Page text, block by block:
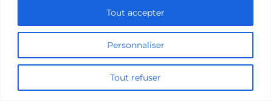
Personnaliser
Tout refuser
Tout accepter
10 Œuvres Similaires à Urban Racer
pour les Fans de Vitesse